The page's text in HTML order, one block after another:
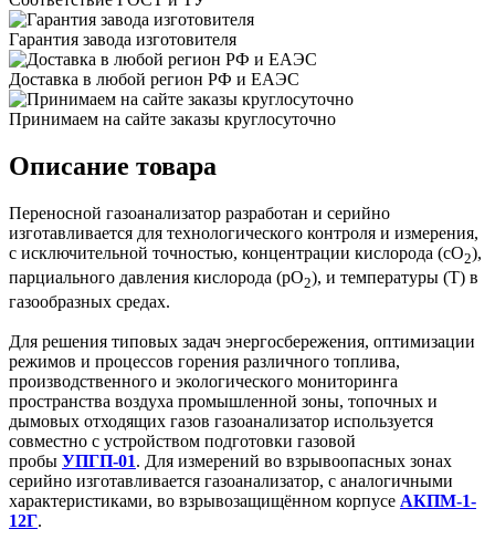
Гарантия завода изготовителя
Доставка в любой регион РФ и ЕАЭС
Принимаем на сайте заказы круглосуточно
Описание товара
Переносной газоанализатор разработан и серийно
изготавливается для технологического контроля и измерения,
с исключительной точностью, концентрации кислорода (сО2),
парциального давления кислорода (рО2), и температуры (Т) в
газообразных средах.
Для решения типовых задач энергосбережения, оптимизации
режимов и процессов горения различного топлива,
производственного и экологического мониторинга
пространства воздуха промышленной зоны, топочных и
дымовых отходящих газов газоанализатор используется
совместно с устройством подготовки газовой
пробы УПГП-01. Для измерений во взрывоопасных зонах
серийно изготавливается газоанализатор, с аналогичными
характеристиками, во взрывозащищённом корпусе АКПМ-1-
12Г.